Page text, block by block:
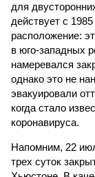
для
действует с
расположение:
в юго-западных
намеревался
однако это не
эвакуировали
когда стало
коронавируса.
Напомним, 22
трех суток